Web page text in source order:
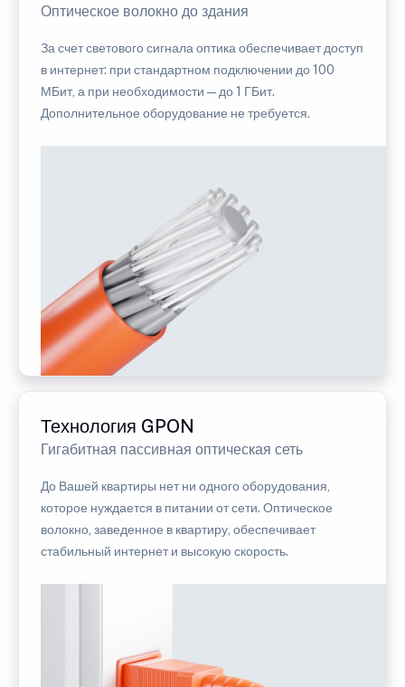
Оптическое волокно до здания
За счет светового сигнала оптика обеспечивает доступ
в интернет: при стандартном подключении до 100
МБит, а при необходимости — до 1 ГБит.
Дополнительное оборудование не требуется.
Технология GPON
Гигабитная пассивная оптическая сеть
До Вашей квартиры нет ни одного оборудования,
которое нуждается в питании от сети. Оптическое
волокно, заведенное в квартиру, обеспечивает
стабильный интернет и высокую скорость.